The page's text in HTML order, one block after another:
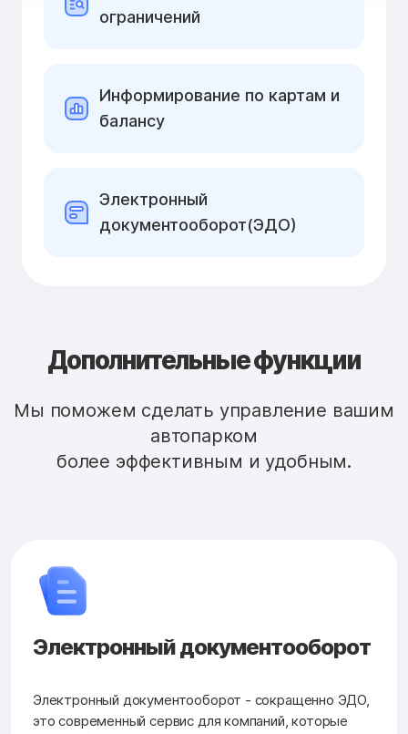
ограничений
Информирование по картам и
балансу
Электронный
документооборот(ЭДО)
Дополнительные функции
Мы поможем сделать управление вашим
автопарком
более эффективным и удобным.
Электронный документооборот
Электронный документооборот - сокращенно ЭДО,
это современный сервис для компаний, которые